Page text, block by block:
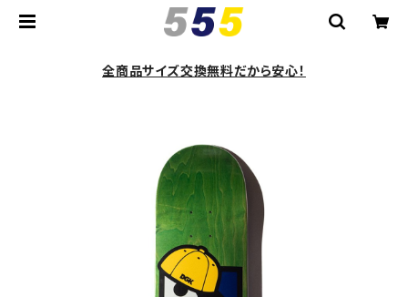
全商品サイズ交換無料だから安心！